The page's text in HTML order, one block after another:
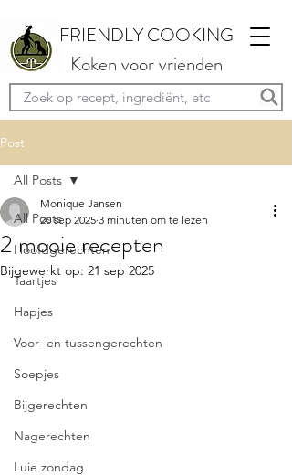
FRIENDLY COOKING
Koken voor vrienden
Post
All Posts
Hoofdgerechten
Taartjes
Hapjes
Voor- en tussengerechten
Soepjes
Bijgerechten
Nagerechten
Luie zondag
All Posts
2 mooie recepten
Monique Jansen
20 sep 2025 3 minuten om te lezen
Bijgewerkt op: 21 sep 2025